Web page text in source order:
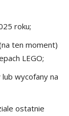
roku;
ten moment)
LEGO;
wycofany na
ostatnie